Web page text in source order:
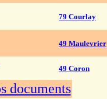
79 Courlay
49 Maulevrier
49 Coron
documents